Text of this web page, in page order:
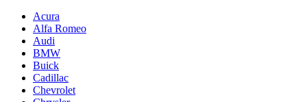
Acura
Alfa Romeo
Audi
BMW
Buick
Cadillac
Chevrolet